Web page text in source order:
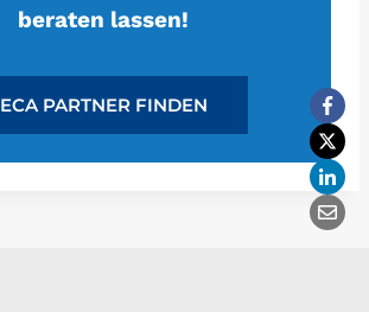
beraten lassen!
ECA PARTNER FINDEN